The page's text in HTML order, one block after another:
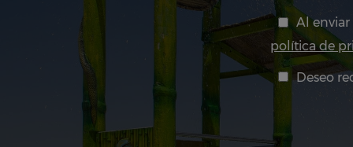
Al
política de
Deseo